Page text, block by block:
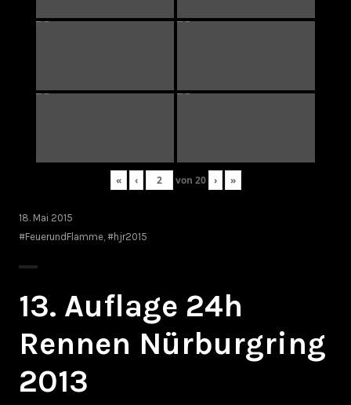
« ‹ von 20 › »
18. Mai 2015
#FeuerundFlamme #hjr2015
13. Auflage 24h
Rennen Nürburgring
2013